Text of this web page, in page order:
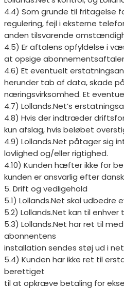
4.4) Som grunde til fritagelse
regulering, fejl i eksterne
anden tilsvarende
4.5) Er aftalens opfyldelse i
at opsige
4.6) Et eventuelt
herunder tab af data, skade
næringsvirksomhed. Et
4.7) Lollands.Net’s
4.8) Hvis der indtræder
kun afslag, hvis beløbet
4.9) Lollands.Net påtager sig
lovlighed og/eller rigtighed.
4.10) Kunden hæfter ikke for
kunden er ansvarlig efter
5. Drift og vedligehold
5.1) Lollands.Net skal
5.2) Lollands.Net kan til
5.3) Lollands.Net har ret til
abonnentens
installation sendes støj ud i
5.4) Kunden har ikke ret til
berettiget
til at opkræve betaling for